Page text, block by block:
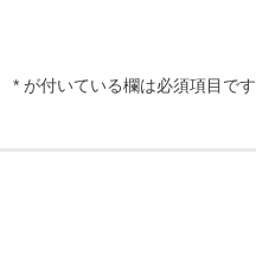
* が付いている欄は必須項目です